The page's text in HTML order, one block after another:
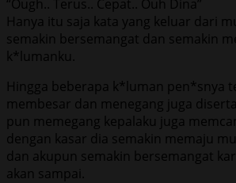
“Ough.. Terus.. Cepat.. Ouh Dina”
Hanya itu saja kata yang keluar dari
semakin bersemangat dan semakin
k*lumanku.
Hingga beberapa k*luman pen*snya
membesar dan menegang juga
pun memegang kepalaku juga
dengan kasar dia semakin memaju
dan akupun semakin bersemangat
akan sampai.